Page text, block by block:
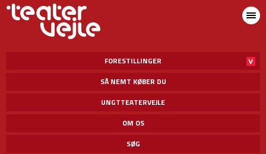
FORESTILLINGER
SÅ NEMT KØBER DU
UNGTTEATERVEJLE
OM OS
SØG